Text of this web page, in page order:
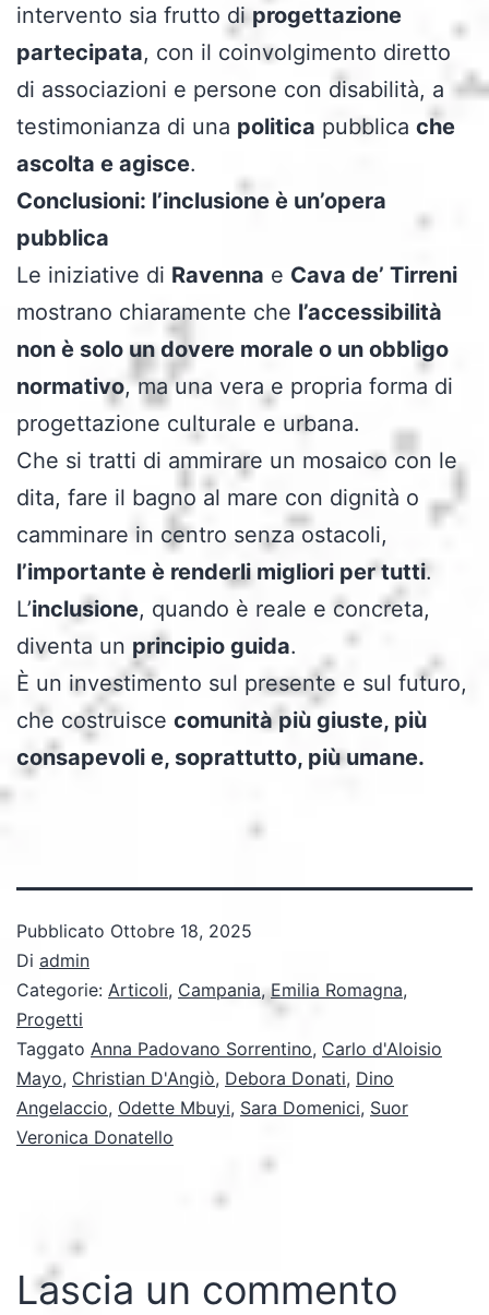
intervento sia frutto diprogettazione
partecipata, con il coinvolgimento diretto
di associazioni e persone con disabilità, a
testimonianza di una politica pubblica che
ascolta e agisce.
Conclusioni: l’inclusione è un’opera
pubblica
Le iniziative di Ravenna e Cava de’ Tirreni
mostrano chiaramente che l’accessibilità
non è solo un dovere morale o un obbligo
normativo, ma una vera e propria forma di
progettazione culturale e urbana.
Che si tratti di ammirare un mosaico con le
dita, fare il bagno al mare con dignità o
camminare in centro senza ostacoli,
l’importante è renderli migliori per tutti.
L’inclusione, quando è reale e concreta,
diventa un principio guida.
È un investimento sul presente e sul futuro,
che costruisce comunità più giuste, più
consapevoli e, soprattutto, più umane.
Pubblicato Ottobre 18, 2025
Di admin
Categorie: Articoli, Campania,Emilia Romagna,
Progetti
Taggato Anna Padovano Sorrentino, Carlo d'Aloisio
Mayo, Christian D'Angiò, Debora Donati, Dino
Angelaccio, Odette Mbuyi, Sara Domenici, Suor
Veronica Donatello
Lascia un commento